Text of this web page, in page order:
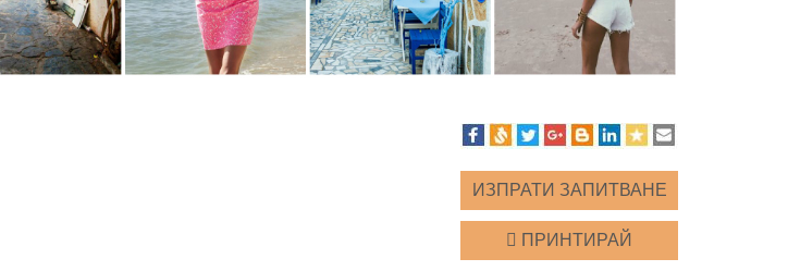
ИЗПРАТИ ЗАПИТВАНЕ
ПРИНТИРАЙ